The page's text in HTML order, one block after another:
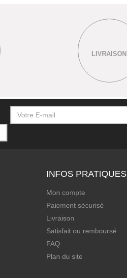
LIVRAISON
INFOS PRATIQUES
Mon compte
Paiement sécurisé
Livraison
Satisfait ou remboursé
FAQ
Plan du site